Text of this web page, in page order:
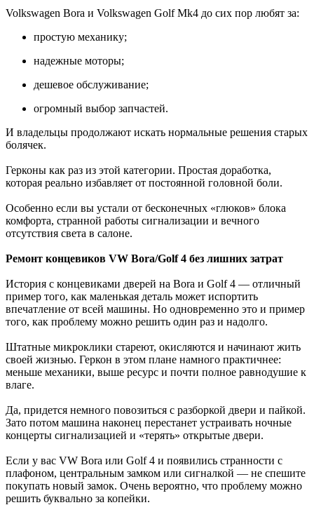
Volkswagen Bora и Volkswagen Golf Mk4 до сих пор любят за:
простую механику;
надежные моторы;
дешевое обслуживание;
огромный выбор запчастей.
И владельцы продолжают искать нормальные решения старых
болячек.
Герконы как раз из этой категории. Простая доработка,
которая реально избавляет от постоянной головной боли.
Особенно если вы устали от бесконечных «глюков» блока
комфорта, странной работы сигнализации и вечного
отсутствия света в салоне.
Ремонт концевиков VW Bora/Golf 4 без лишних затрат
История с концевиками дверей на Bora и Golf 4 — отличный
пример того, как маленькая деталь может испортить
впечатление от всей машины. Но одновременно это и пример
того, как проблему можно решить один раз и надолго.
Штатные микроклики стареют, окисляются и начинают жить
своей жизнью. Геркон в этом плане намного практичнее:
меньше механики, выше ресурс и почти полное равнодушие к
влаге.
Да, придется немного повозиться с разборкой двери и пайкой.
Зато потом машина наконец перестанет устраивать ночные
концерты сигнализацией и «терять» открытые двери.
Если у вас VW Bora или Golf 4 и появились странности с
плафоном, центральным замком или сигналкой — не спешите
покупать новый замок. Очень вероятно, что проблему можно
решить буквально за копейки.